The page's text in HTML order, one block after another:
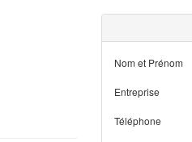
Nom et Prénom
Entreprise
Téléphone